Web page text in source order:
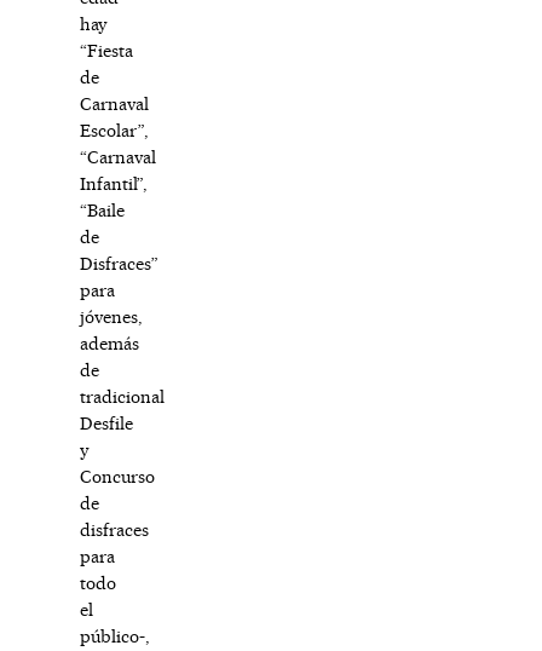
hay
“Fiesta
de
Carnaval
Escolar”,
“Carnaval
Infantil”,
“Baile
de
Disfraces”
para
jóvenes,
además
de
tradicional
Desfile
y
Concurso
de
disfraces
para
todo
el
público-,